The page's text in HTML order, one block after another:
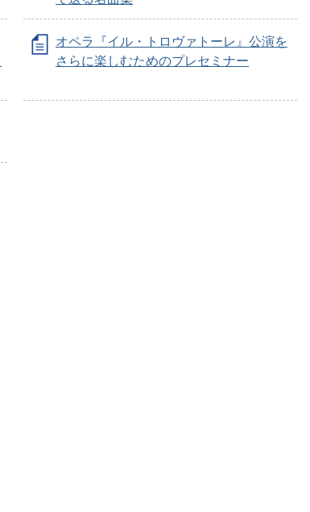
オペラ『イル・トロヴァトーレ』公演を
さらに楽しむためのプレセミナー